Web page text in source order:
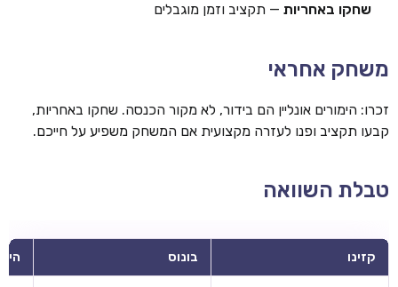
שחקו באחריות — תקציב וזמן מוגבלים
משחק אחראי
זכרו: הימורים אונליין הם בידור, לא מקור הכנסה. שחקו באחריות,
קבעו תקציב ופנו לעזרה מקצועית אם המשחק משפיע על חייכם.
טבלת השוואה
קזינו בונוס